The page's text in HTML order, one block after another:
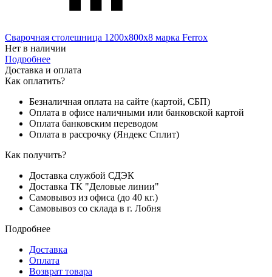
Сварочная столешница 1200х800х8 марка Ferrox
Нет в наличии
Подробнее
Доставка и оплата
Как оплатить?
Безналичная оплата на сайте (картой, СБП)
Оплата в офисе наличными или банковской картой
Оплата банковским переводом
Оплата в рассрочку (Яндекс Сплит)
Как получить?
Доставка службой СДЭК
Доставка ТК "Деловые линии"
Самовывоз из офиса (до 40 кг.)
Самовывоз со склада в г. Лобня
Подробнее
Доставка
Оплата
Возврат товара